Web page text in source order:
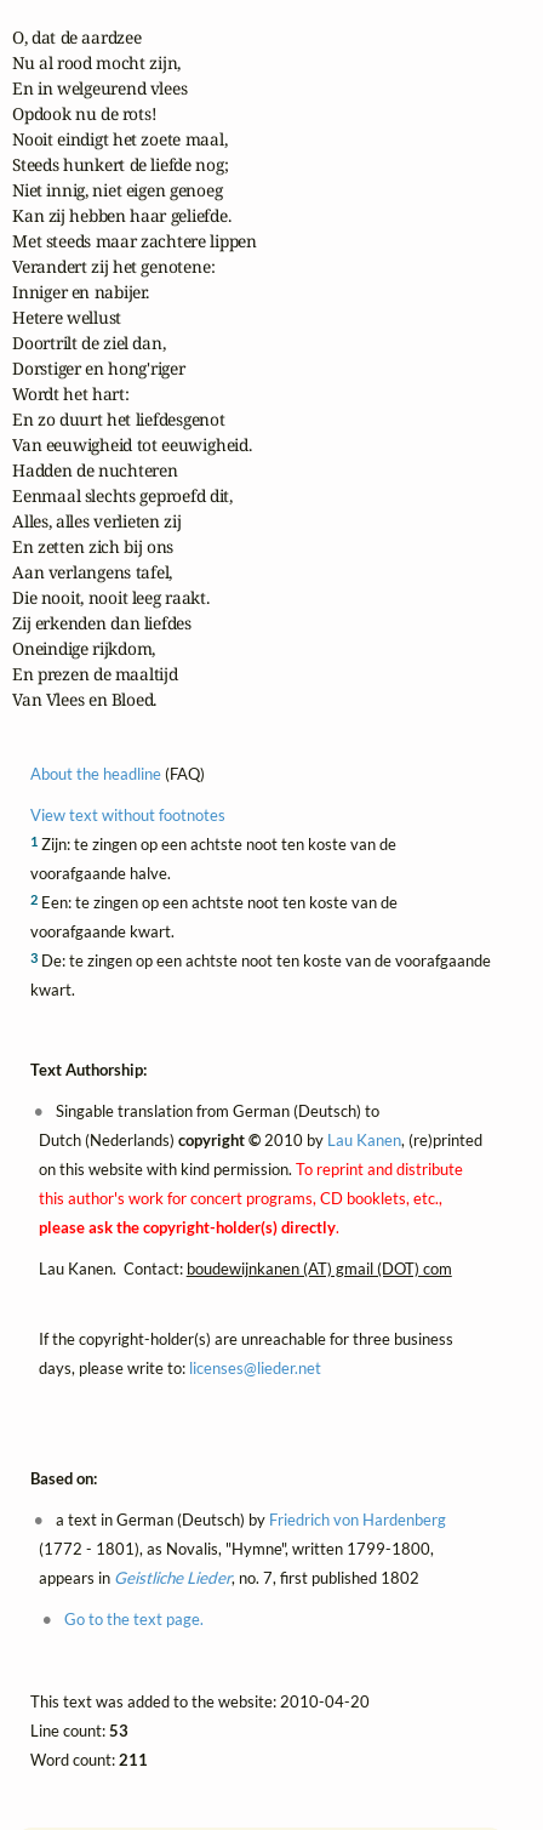
O, dat de aardzee
Nu al rood mocht zijn,
En in welgeurend vlees
Opdook nu de rots!
Nooit eindigt het zoete maal,
Steeds hunkert de liefde nog;
Niet innig, niet eigen genoeg
Kan zij hebben haar geliefde.
Met steeds maar zachtere lippen
Verandert zij het genotene:
Inniger en nabijer.
Hetere wellust
Doortrilt de ziel dan,
Dorstiger en hong'riger
Wordt het hart:
En zo duurt het liefdesgenot
Van eeuwigheid tot eeuwigheid.
Hadden de nuchteren
Eenmaal slechts geproefd dit,
Alles, alles verlieten zij
En zetten zich bij ons
Aan verlangens tafel,
Die nooit, nooit leeg raakt.
Zij erkenden dan liefdes
Oneindige rijkdom,
En prezen de maaltijd
Van Vlees en Bloed.
About the headline(FAQ)
View text without footnotes
1 Zijn: te zingen op een achtste noot ten koste van de
voorafgaande halve.
2 Een: te zingen op een achtste noot ten koste van de
voorafgaande kwart.
3 De: te zingen op een achtste noot ten koste van de voorafgaande
kwart.
Text Authorship:
Singable translation from German (Deutsch) to
Dutch (Nederlands) copyright ©2010 by Lau Kanen, (re)printed
on this website with kind permission. To reprint and distribute
this author's work for concert programs, CD booklets, etc.,
please ask the copyright-holder(s) directly.
Lau Kanen. Contact: boudewijnkanen (AT) gmail (DOT) com
If the copyright-holder(s) are unreachable for three business
days, please write to: licenses@lieder.net
Based on:
a text in German (Deutsch) by Friedrich von Hardenberg
(1772 - 1801), as Novalis, "Hymne", written 1799-1800,
appears in Geistliche Lieder, no. 7, first published 1802
Go to the text page.
This text was added to the website: 2010-04-20
Line count:53
Word count:211